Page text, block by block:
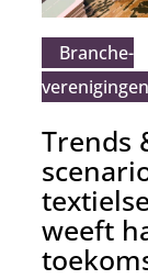
Branche­
verenigingen
Trends
weeft